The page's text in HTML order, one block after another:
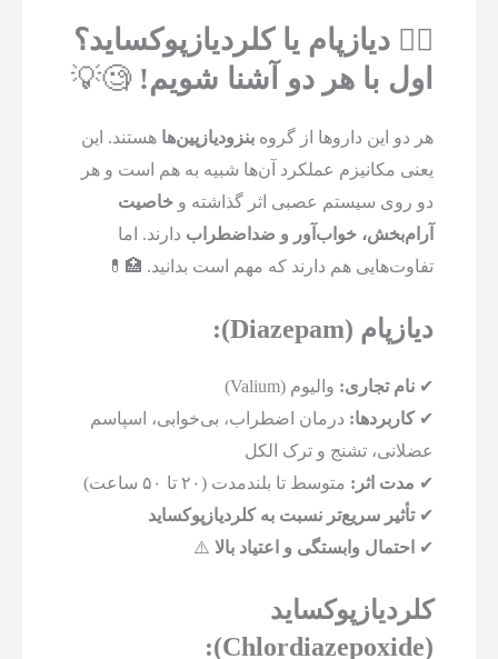
۱️⃣ دیازپام یا کلردیازپوکساید؟
اول با هر دو آشنا شویم! 🧐💡
هر دو این داروها از گروهبنزودیازپین‌ها هستند. این
یعنی مکانیزم عملکرد آن‌ها شبیه به هم است و هر
دو روی سیستم عصبی اثر گذاشته وخاصیت
آرام‌بخش، خواب‌آور و ضداضطراب دارند. اما
تفاوت‌هایی هم دارند که مهم است بدانید. 🏥💊
دیازپام (Diazepam):
✔نام تجاری: والیوم (Valium)
✔کاربردها: درمان اضطراب، بی‌خوابی، اسپاسم
عضلانی، تشنج و ترک الکل
✔ مدت اثر: متوسط تا بلندمدت (۲۰ تا ۵۰ ساعت)
✔تأثیر سریع‌تر نسبت به کلردیازپوکساید
✔ احتمال وابستگی و اعتیاد بالا ⚠️
کلردیازپوکساید
(Chlordiazepoxide):